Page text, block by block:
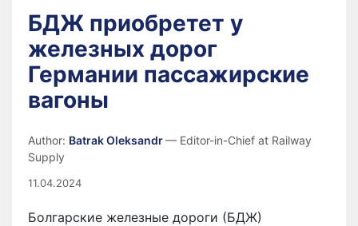
БДЖ приобретет у
железных дорог
Германии пассажирские
вагоны
Author: Batrak Oleksandr— Editor-in-Chief at Railway
Supply
11.04.2024
Болгарские железные дороги (БДЖ)